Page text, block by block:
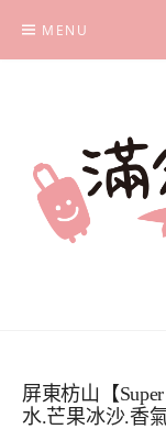
content
MENU
屏東枋山【
水.芒果冰沙.香